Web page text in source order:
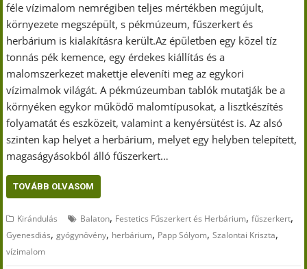
féle vízimalom nemrégiben teljes mértékben megújult,
környezete megszépült, s pékmúzeum, fűszerkert és
herbárium is kialakításra került.Az épületben egy közel tíz
tonnás pék kemence, egy érdekes kiállítás és a
malomszerkezet makettje eleveníti meg az egykori
vízimalmok világát. A pékmúzeumban tablók mutatják be a
környéken egykor működő malomtípusokat, a lisztkészítés
folyamatát és eszközeit, valamint a kenyérsütést is. Az alsó
szinten kap helyet a herbárium, melyet egy helyben telepített,
magaságyásokból álló fűszerkert…
TOVÁBB OLVASOM
Kirándulás Balaton, Festetics Fűszerkert és Herbárium,fűszerkert,
Gyenesdiás,gyógynövény, herbárium, Papp Sólyom,Szalontai Kriszta,
vízimalom